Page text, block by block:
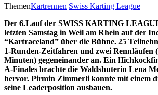
ThemenKartrennen Swiss Karting League
Der 6.Lauf der SWISS KARTING
letzten Samstag in Weil am Rhein auf der
“Kartraceland” über die Bühne. 25
1-Runden-Zeitfahren und zwei Rennläufen
Minuten) gegeneinander an. Ein
A-Finales brachte die Waldshuterin Lena
hervor. Pirmin Zimmerli konnte mit einem
seine Leaderposition ausbauen.